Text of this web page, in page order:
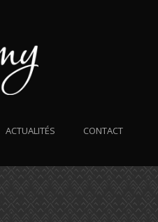
ACTUALITÉS CONTACT